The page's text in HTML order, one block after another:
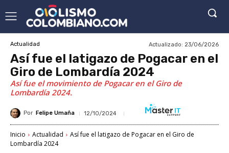
Actualidad Actualizado: 23/06/2026
Así fue el latigazo de Pogacar en el
Giro de Lombardía 2024
Así fue el movimiento de Pogacar en el Giro de
Lombardía 2024.
Por Felipe Umaña 12/10/2024
Inicio Actualidad
Así fue el latigazo de Pogacar en el Giro de
Lombardía 2024